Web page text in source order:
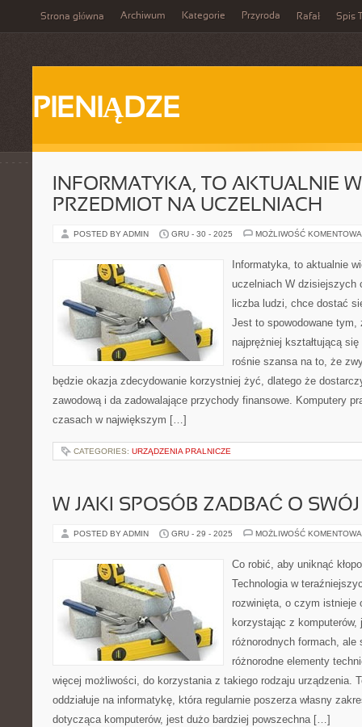
Strona główna Archiwum Kategorie Przyroda Rafał Spis
PIENIĄDZE
INFORMATYKA, TO AKTUALNIE
PRZEDMIOT NA UCZELNIACH
POSTED BY ADMIN GRU - 30 - 2025 MOŻLIWOŚĆ
Informatyka, to aktualnie
uczelniach W dzisiejszych
liczba ludzi, chce dostać
Jest to spowodowane
najprężniej kształtującą
rośnie szansa na to, że
będzie okazja zdecydowanie korzystniej żyć, dlatego że
zawodową i da zadowalające przychody finansowe. Komputery
czasach w największym […]
CATEGORIES: URZĄDZENIA PRALNICZE
W JAKI SPOSÓB ZADBAĆ O
POSTED BY ADMIN GRU - 29 - 2025 MOŻLIWOŚĆ
Co robić, aby uniknąć
Technologia w
rozwinięta, o czym istnieje
korzystając z
różnorodnych formach, ale
różnorodne elementy
więcej możliwości, do korzystania z takiego rodzaju urządzenia.
oddziałuje na informatykę, która regularnie poszerza własny
dotycząca komputerów, jest dużo bardziej powszechna […]